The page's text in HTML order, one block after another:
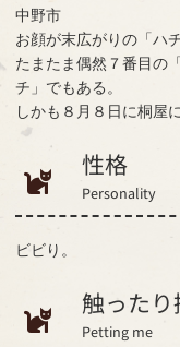
中野市
お顔が末広がりの「ハ
たまたま偶然７番目の
チ」でもある。
しかも８月８日に桐屋
性格
Personality
ビビり。
触ったり
Petting me